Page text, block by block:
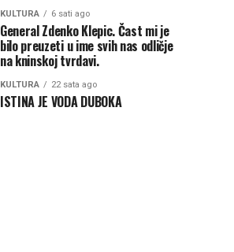
KULTURA 6 sati ago
General Zdenko Klepic. Čast mi je
bilo preuzeti u ime svih nas odličje
na kninskoj tvrdavi.
KULTURA 22 sata ago
ISTINA JE VODA DUBOKA